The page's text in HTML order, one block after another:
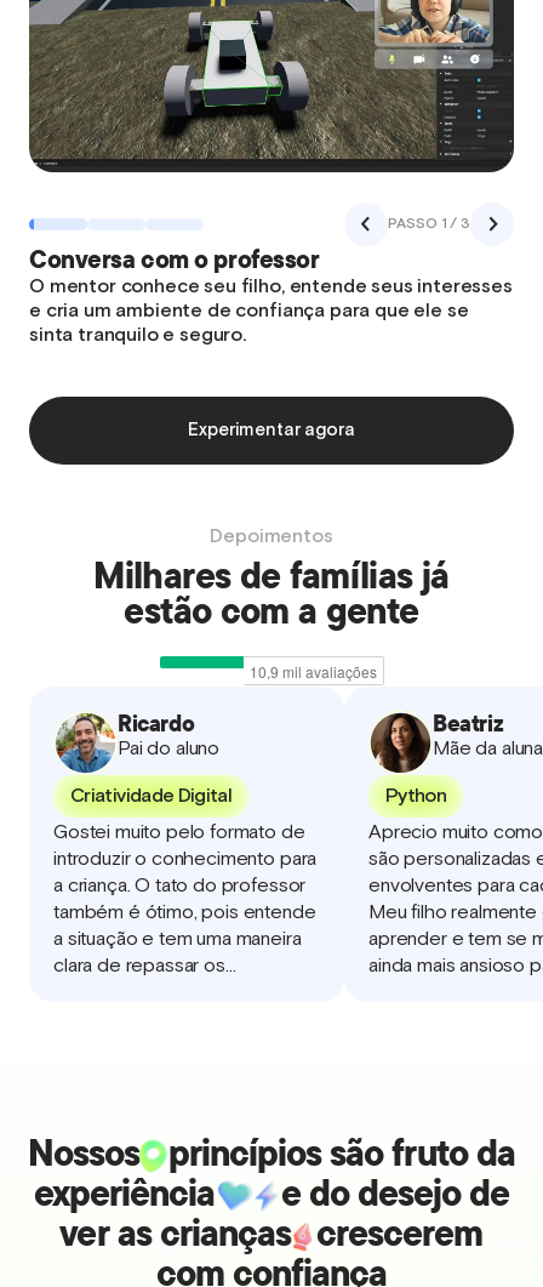
PASSO 1 / 3
Conversa com o professor
O mentor conhece seu filho, entende seus interesses
e cria um ambiente de confiança para que ele se
sinta tranquilo e seguro.
Experimentar agora
Depoimentos
Milhares de famílias já
estão com a gente
Ricardo
Pai do aluno
Criatividade Digital
Gostei muito pelo formato de
introduzir o conhecimento para
a criança. O tato do professor
também é ótimo, pois entende
a situação e tem uma maneira
clara de repassar os
Beatriz
Mãe da aluna
Python
Aprecio muito como
são personalizadas
envolventes para
Meu filho
aprender e tem se
ainda mais ansioso
Nossos
princípios são fruto da
experiência
e do desejo de
ver as crianças crescerem
com confiança